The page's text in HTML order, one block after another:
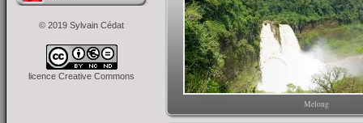
© 2019 Sylvain Cédat
licence Creative Commons
Melong